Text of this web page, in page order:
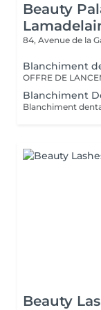
Beauty
84, Avenue de la
Blanchiment
Blanchiment
Beauty